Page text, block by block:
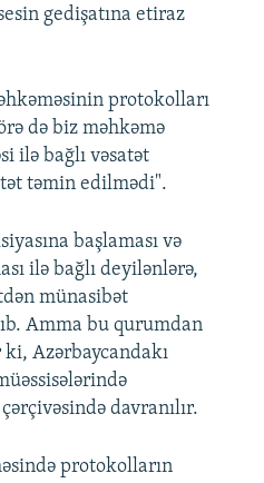
gedişatına etiraz
protokolları
də biz məhkəmə
ilə bağlı vəsatət
təmin edilmədi".
başlaması və
ilə bağlı deyilənlərə,
münasibət
Amma bu qurumdan
Azərbaycandakı
davranılır.
protokolların